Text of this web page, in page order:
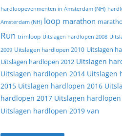
hardloopevenmenten in Amsterdam (NH)
Amsterdam (NH) loop marathon
Run trimloop Uitslagen hardlopen 2008
2009 Uitslagen hardlopen 2010 Uitslagen
Uitslagen hardlopen 2012 Uitslagen
Uitslagen hardlopen 2014 Uitslagen
2015 Uitslagen hardlopen 2016
hardlopen 2017 Uitslagen hardlopen
Uitslagen hardlopen 2019 van